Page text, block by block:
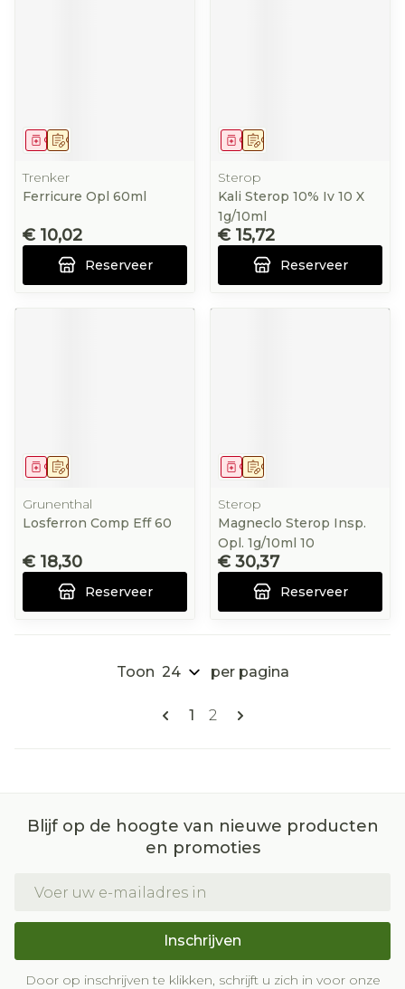
Op voorschrift
Geneesmiddel
Trenker
Ferricure Opl 60ml
€ 10,02
Reserveer
Op voorschrift
Geneesmiddel
Sterop
Kali Sterop 10% Iv 10 X
1g/10ml
€ 15,72
Reserveer
Op voorschrift
Geneesmiddel
Grunenthal
Losferron Comp Eff 60
€ 18,30
Reserveer
Op voorschrift
Geneesmiddel
Sterop
Magneclo Sterop Insp.
Opl. 1g/10ml 10
€ 30,37
Reserveer
Pagina's
U lees momenteel pagina
1 Pagina
2
Toon per pagina
Blijf op de hoogte van nieuwe producten
en promoties
Inschrijven
Door op inschrijven te klikken, schrijft u zich in voor onze